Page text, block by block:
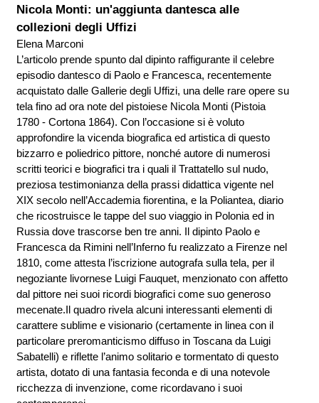
Nicola Monti: un'aggiunta dantesca alle
collezioni degli Uffizi
Elena Marconi
L’articolo prende spunto dal dipinto raffigurante il celebre
episodio dantesco di Paolo e Francesca, recentemente
acquistato dalle Gallerie degli Uffizi, una delle rare opere su
tela fino ad ora note del pistoiese Nicola Monti (Pistoia
1780 - Cortona 1864). Con l’occasione si è voluto
approfondire la vicenda biografica ed artistica di questo
bizzarro e poliedrico pittore, nonché autore di numerosi
scritti teorici e biografici tra i quali il Trattatello sul nudo,
preziosa testimonianza della prassi didattica vigente nel
XIX secolo nell’Accademia fiorentina, e la Poliantea, diario
che ricostruisce le tappe del suo viaggio in Polonia ed in
Russia dove trascorse ben tre anni. Il dipinto Paolo e
Francesca da Rimini nell’Inferno fu realizzato a Firenze nel
1810, come attesta l’iscrizione autografa sulla tela, per il
negoziante livornese Luigi Fauquet, menzionato con affetto
dal pittore nei suoi ricordi biografici come suo generoso
mecenate.Il quadro rivela alcuni interessanti elementi di
carattere sublime e visionario (certamente in linea con il
particolare preromanticismo diffuso in Toscana da Luigi
Sabatelli) e riflette l’animo solitario e tormentato di questo
artista, dotato di una fantasia feconda e di una notevole
ricchezza di invenzione, come ricordavano i suoi